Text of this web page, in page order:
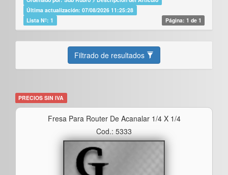
Última actualización: 07/08/2026 11:25:28
Lista Nº: 1
Página: 1 de 1
Filtrado de resultados
PRECIOS SIN IVA
Fresa Para Router De Acanalar 1/4 X 1/4
Cod.: 5333